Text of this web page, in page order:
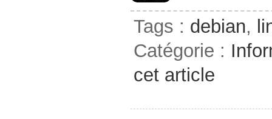
Tags : debian,
Catégorie :
cet article